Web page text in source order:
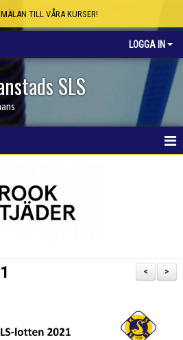
TILL VÅRA KURSER!
LOGGA IN
SLS
>
<